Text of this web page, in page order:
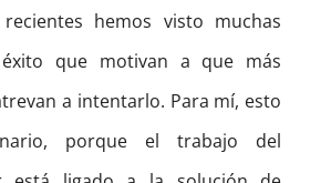
hemos visto muchas
que motivan a que más
a intentarlo. Para mí, esto
porque el trabajo del